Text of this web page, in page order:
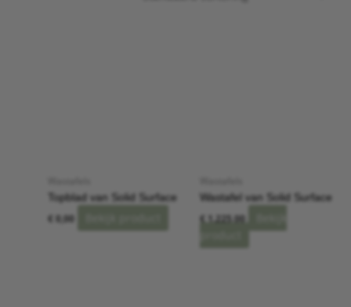
Topblad van Solid Surface
€ 0,00
Wastafel van Solid Surface
€1.225,00